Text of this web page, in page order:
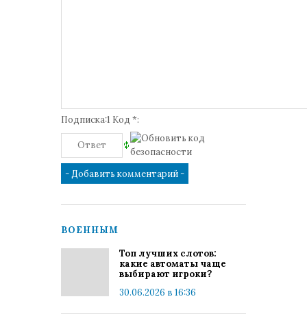
Подписка:1 Код *:
ВОЕННЫМ
Топ лучших слотов:
какие автоматы чаще
выбирают игроки?
30.06.2026 в 16:36